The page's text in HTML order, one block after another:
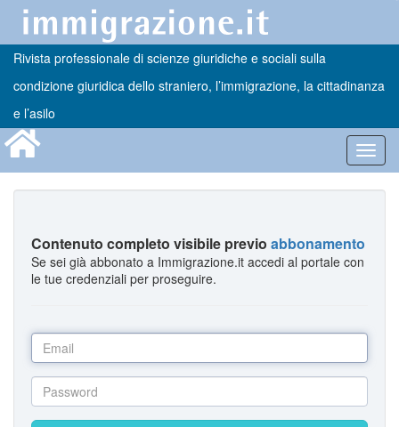
Rivista professionale di scienze giuridiche e sociali sulla
condizione giuridica dello straniero, l’immigrazione, la cittadinanza
e l’asilo
Contenuto completo visibile previo abbonamento
Se sei già abbonato a Immigrazione.it accedi al portale con
le tue credenziali per proseguire.